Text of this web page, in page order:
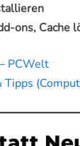
ons, Cache
PCWelt
Tipps